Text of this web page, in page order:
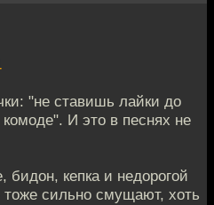
"не ставишь лайки до
И это в песнях не
кепка и недорогой
тоже сильно смущают, хоть